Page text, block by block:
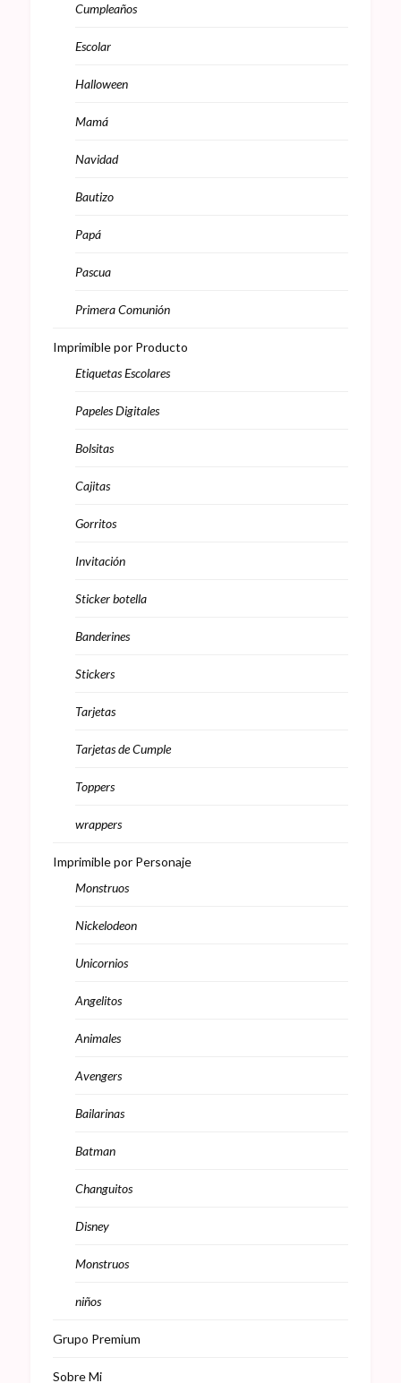
Cumpleaños
Escolar
Halloween
Mamá
Navidad
Bautizo
Papá
Pascua
Primera Comunión
Imprimible por Producto
Etiquetas Escolares
Papeles Digitales
Bolsitas
Cajitas
Gorritos
Invitación
Sticker botella
Banderines
Stickers
Tarjetas
Tarjetas de Cumple
Toppers
wrappers
Imprimible por Personaje
Monstruos
Nickelodeon
Unicornios
Angelitos
Animales
Avengers
Bailarinas
Batman
Changuitos
Disney
Monstruos
niños
Grupo Premium
Sobre Mi